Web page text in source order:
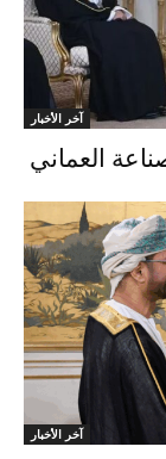
آخر الأخبار
العماني
آخر الأخبار